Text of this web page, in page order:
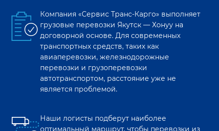
Компания «Сервис Транс-Карго» выполняет
грузовые перевозки Якутск —Хонуу на
договорной основе. Для современных
транспортных средств, таких как
авиаперевозки, железнодорожные
перевозки и грузоперевозки
автотранспортом, расстояние уже не
является проблемой.
Наши логисты подберут наиболее
оптимальный маршрут, чтобы перевозки из